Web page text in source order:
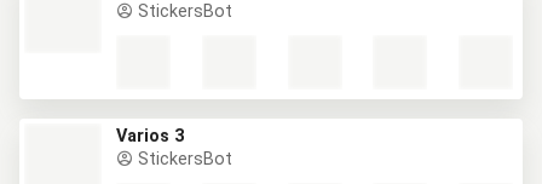
StickersBot
Varios 3
StickersBot